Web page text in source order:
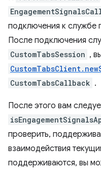
подключения к службе
После подключения
CustomTabsSession ,
CustomTabsCallback .
После этого вам
проверить,
взаимодействия
поддерживаются, вы